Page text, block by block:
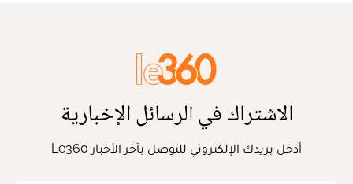
الاشتراك في الرسائل الإخبارية
أدخل بريدك الإلكتروني للتوصل بآخر الأخبار Le360